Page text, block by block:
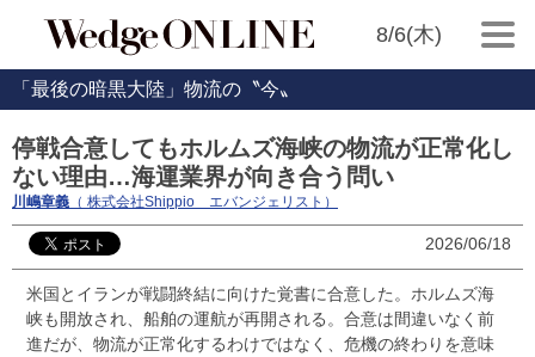
8/6(木)
「最後の暗黒大陸」物流の〝今〟
停戦合意してもホルムズ海峡の物流が正常化し
ない理由…海運業界が向き合う問い
川嶋章義 （ 株式会社Shippio エバンジェリスト）
2026/06/18
米国とイランが戦闘終結に向けた覚書に合意した。ホルムズ海
峡も開放され、船舶の運航が再開される。合意は間違いなく前
進だが、物流が正常化するわけではなく、危機の終わりを意味